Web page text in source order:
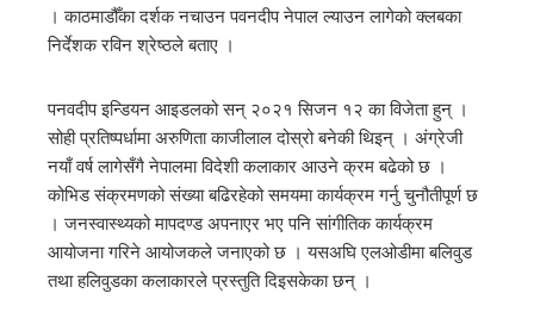
। काठमाडौँका दर्शक नचाउन पवनदीप नेपाल ल्याउन लागेको क्लबका
निर्देशक रविन श्रेष्ठले बताए ।
पनवदीप इन्डियन आइडलको सन् २०२१ सिजन १२ का विजेता हुन् ।
सोही प्रतिष्पर्धामा अरुणिता काजीलाल दोस्रो बनेकी थिइन् । अंग्रेजी
नयाँ वर्ष लागेसँगै नेपालमा विदेशी कलाकार आउने क्रम बढेको छ ।
कोभिड संक्रमणको संख्या बढिरहेको समयमा कार्यक्रम गर्नु चुनौतीपूर्ण छ
। जनस्वास्थ्यको मापदण्ड अपनाएर भए पनि सांगीतिक कार्यक्रम
आयोजना गरिने आयोजकले जनाएको छ । यसअघि एलओडीमा बलिवुड
तथा हलिवुडका कलाकारले प्रस्तुति दिइसकेका छन् ।